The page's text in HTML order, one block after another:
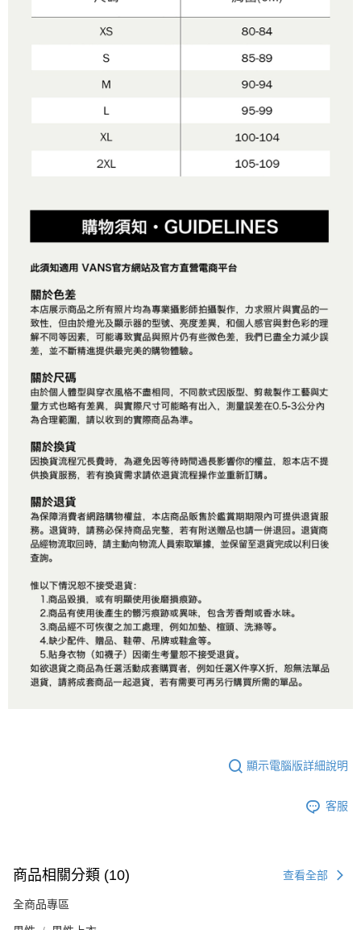
顯示電腦版詳細說明
客服
商品相關分類 (10) 查看全部
全商品專區